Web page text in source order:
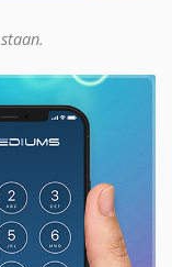
staan.